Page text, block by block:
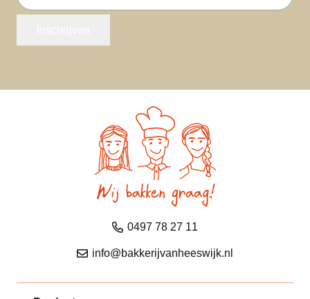
mailadres
0497 78 27 11
info@bakkerijvanheeswijk.nl